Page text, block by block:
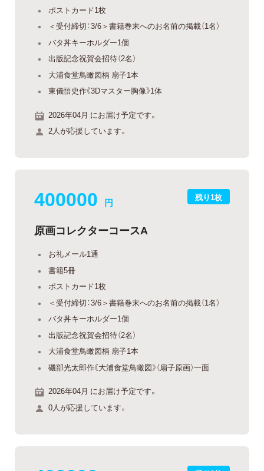
ポストカード1枚
＜受付締切：3/6＞書籍巻末へのお名前の掲載（1名）
バタ丼キーホルダー1個
出版記念祝賀会招待（2名）
大浦食堂鳥瞰図柄 扇子1本
東儀悟史作《3Dマスター胸像》1体
2026年04月 にお届け予定です。
2人が応援しています。
残り1枚
400000 円
原画コレクターコースA
お礼メール1通
書籍5冊
ポストカード1枚
＜受付締切：3/6＞書籍巻末へのお名前の掲載（1名）
バタ丼キーホルダー1個
出版記念祝賀会招待（2名）
大浦食堂鳥瞰図柄 扇子1本
磯部光太郎作《大浦食堂鳥瞰図》（扇子原画）一面
2026年04月 にお届け予定です。
0人が応援しています。